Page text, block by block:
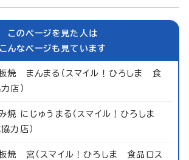
このページを見た人は
こんなページも見ています
焼 まんまる（スマイル！ひろしま 食
店）
焼 にじゅうまる（スマイル！ひろしま
力店）
焼 宮（スマイル！ひろしま 食品ロス